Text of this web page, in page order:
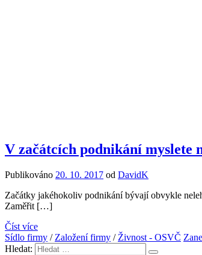
V začátcích podnikání myslete
Publikováno 20. 10. 2017 od DavidK
Začátky jakéhokoliv podnikání bývají obvykle
Zaměřit […]
Číst více
Sídlo firmy / Založení firmy / Živnost - OSVČ
Hledat: